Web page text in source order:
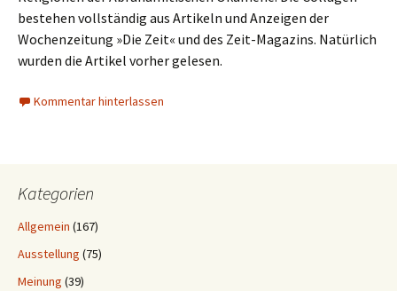
bestehen vollständig aus Artikeln und Anzeigen der
Wochenzeitung »Die Zeit« und des Zeit-Magazins. Natürlich
wurden die Artikel vorher gelesen.
Kommentar hinterlassen
Kategorien
Allgemein (167)
Ausstellung (75)
Meinung (39)